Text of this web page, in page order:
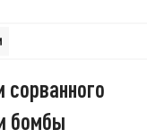
бомбы